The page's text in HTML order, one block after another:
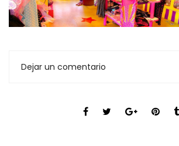
Dejar un comentario